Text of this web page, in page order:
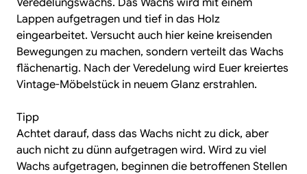
Veredelungswachs. Das Wachs wird mit einem
Lappen aufgetragen und tief in das Holz
eingearbeitet. Versucht auch hier keine kreisenden
Bewegungen zu machen, sondern verteilt das Wachs
flächenartig. Nach der Veredelung wird Euer kreiertes
Vintage-Möbelstück in neuem Glanz erstrahlen.
Tipp
Achtet darauf, dass das Wachs nicht zu dick, aber
auch nicht zu dünn aufgetragen wird. Wird zu viel
Wachs aufgetragen, beginnen die betroffenen Stellen